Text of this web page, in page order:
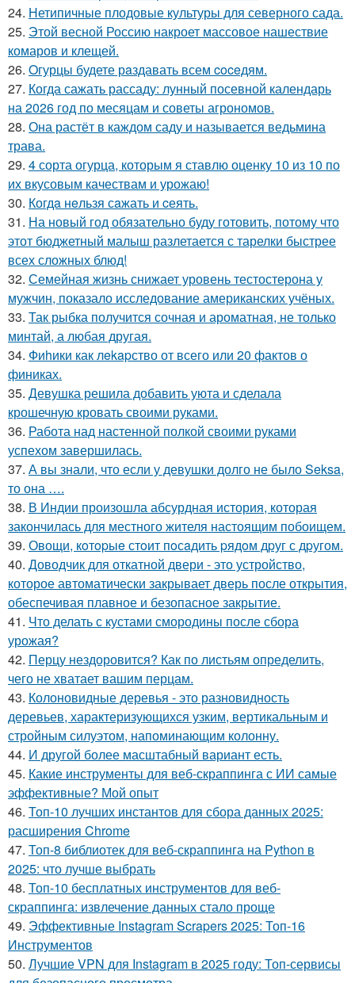
24. Нетипичные плодовые культуры для северного сада.
25. Этой весной Россию накроет массовое нашествие
комаров и клещей.
26. Oгурцы будете рaздавать всем coceдям.
27. Когда сажать рассаду: лунный посевной календарь
на 2026 год по месяцам и советы агрономов.
28. Она растёт в каждом саду и называется ведьмина
трава.
29. 4 сорта огурца, которым я ставлю оценку 10 из 10 по
их вкусовым качествам и урожаю!
30. Когдa нeльзя сaжать и cеять.
31. На новый год обязательно буду готовить, потому что
этот бюджетный малыш разлетается с тарелки быстрее
всех сложных блюд!
32. Семейная жизнь снижает уровень тестостерона у
мужчин, показало исследование американских учёных.
33. Так рыбка получится сочная и ароматная, не только
минтай, а любая другая.
34. Фиhики как лekapство от всего или 20 фактов о
финиках.
35. Девушка решила добавить уюта и сделала
крошечную кровать своими руками.
36. Работа над настенной полкой своими руками
успехом завершилась.
37. А вы знали, что если у девушки долго не было Seksa,
то она ….
38. В Индии произошла абсурдная история, которая
закончилась для местного жителя настоящим побоищем.
39. Овощи, кoтopыe стoит пoсaдить pядoм дpуг с дpугом.
40. Доводчик для откатной двери - это устройство,
которое автоматически закрывает дверь после открытия,
обеспечивая плавное и безопасное закрытие.
41. Что делать с кустами смородины после сбора
урожая?
42. Перцу нездоровится? Как по листьям определить,
чего не хватает вашим перцам.
43. Колоновидные деревья - это разновидность
деревьев, характеризующихся узким, вертикальным и
стройным силуэтом, напоминающим колонну.
44. И другой более масштабный вариант есть.
45. Какие инструменты для веб-скраппинга с ИИ самые
эффективные? Мой опыт
46. Топ-10 лучших инстантов для сбора данных 2025:
расширения Chrome
47. Топ-8 библиотек для веб-скраппинга на Python в
2025: что лучше выбрать
48. Топ-10 бесплатных инструментов для веб-
скраппинга: извлечение данных стало проще
49. Эффективные Instagram Scrapers 2025: Топ-16
Инструментов
50. Лучшие VPN для Instagram в 2025 году: Топ-сервисы